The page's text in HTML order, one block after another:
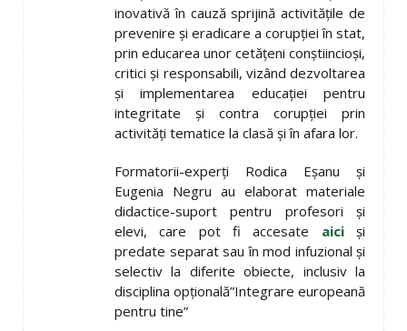
inovativă în cauză sprijină activitățile de
prevenire și eradicare a corupției în stat,
prin educarea unor cetățeni conștiincioși,
critici și responsabili, vizând dezvoltarea
și implementarea educației pentru
integritate și contra corupției prin
activități tematice la clasă și în afara lor.
Formatorii-experți Rodica Eșanu și
Eugenia Negru au elaborat materiale
didactice-suport pentru profesori și
elevi, care pot fi accesate aici
și
predate separat sau în mod infuzional și
selectiv la diferite obiecte, inclusiv la
disciplina opțională”Integrare europeană
pentru tine”